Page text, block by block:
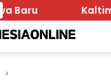
Kaltim dan